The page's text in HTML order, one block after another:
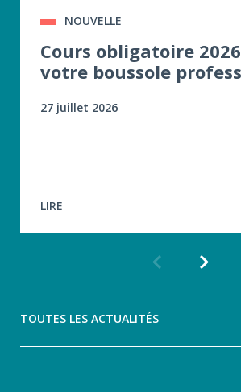
NOUVELLE
Cours obligatoire
votre boussole
27 juillet 2026
LIRE
Article
TOUTES LES ACTUALITÉS